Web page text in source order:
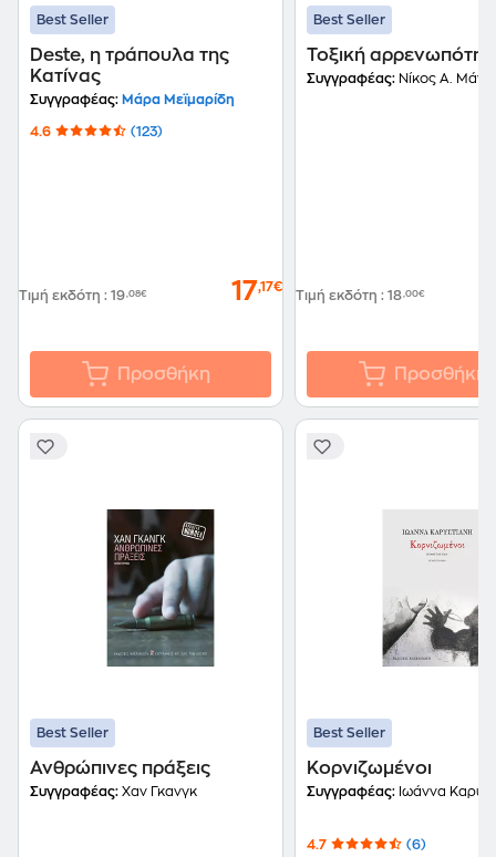
Best Seller
Deste, η τράπουλα της
Κατίνας
Συγγραφέας: Μάρα Μεϊμαρίδη
4.6 (123)
Τιμή εκδότη : 19,08€ 17,17€
Προσθήκη
Best Seller
Τοξική
Συγγραφέας: Νίκος Α.
Τιμή εκδότη : 18,00€
Προσθήκη
Best Seller
Ανθρώπινες πράξεις
Συγγραφέας: Χαν Γκανγκ
Best Seller
Κορνιζωμένοι
Συγγραφέας: Ιωάννα
4.7 (6)